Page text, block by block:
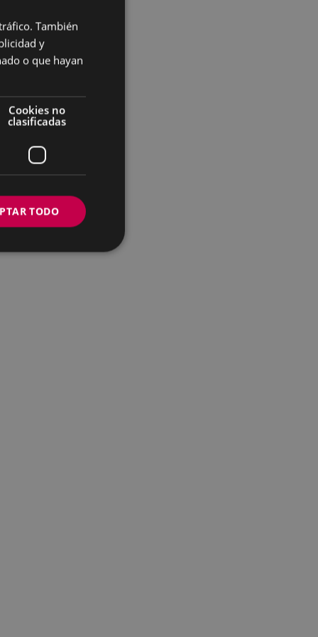
BASQUE
También
y
o que hayan
Cookies no
clasificadas
TODO